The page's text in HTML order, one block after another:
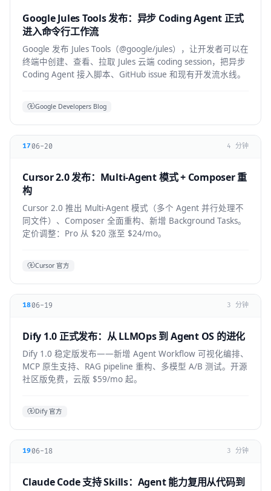
Google Jules Tools 发布：异步 Coding Agent 正式
进入命令行工作流
Google 发布 Jules Tools（@google/jules），让开发者可以在
终端中创建、查看、拉取 Jules 云端 coding session，把异步
Coding Agent 接入脚本、GitHub issue 和现有开发流水线。
Google Developers Blog
17 06-20 4 分钟
Cursor 2.0 发布：Multi-Agent 模式 + Composer 重
构
Cursor 2.0 推出 Multi-Agent 模式（多个 Agent 并行处理不
同文件）、Composer 全面重构、新增 Background Tasks。
定价调整：Pro 从 $20 涨至 $24/mo。
Cursor 官方
1806-19 3 分钟
Dify 1.0 正式发布：从 LLMOps 到 Agent OS 的进化
Dify 1.0 稳定版发布——新增 Agent Workflow 可视化编排、
MCP 原生支持、RAG pipeline 重构、多模型 A/B 测试。开源
社区版免费，云版 $59/mo 起。
Dify 官方
1906-18 3 分钟
Claude Code 支持 Skills：Agent 能力复用从代码到